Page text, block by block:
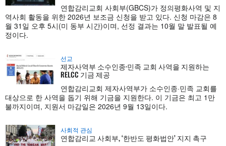
연합감리교회 사회부(GBCS)가 정의평화사역 및 지
역사회 활동을 위한 2026년 보조금 신청을 받고 있다. 신청 마감은 8
월 31일 오후 5시(미 동부 시간)이며, 선정 결과는 10월 말 발표될 예
정이다.
선교
제자사역부 소수인종·민족 교회 사역을 지원하는
RELCC 기금 제공
연합감리교회 제자사역부가 소수인종·민족 교회를
대상으로 한 사역을 돕기 위해 기금을 지원한다. 이 기금은 최고 1만
불까지이며, 지원서 마감일은 2026년 9월 13일이다.
사회적 관심
연합감리교 사회부, ‘한반도 평화법안’ 지지 촉구